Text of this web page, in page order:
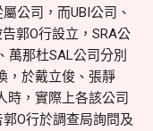
公司，而UBI公司、
郭O行設立，SRA公
萬那杜SAL公司分別
，於戴立俊、張靜
時，實際上各該公司
O行於調查局詢問及